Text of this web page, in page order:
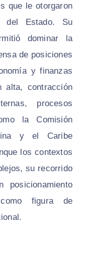
que le otorgaron
del Estado. Su
dominar la
de posiciones
y finanzas
alta, contracción
procesos
la Comisión
y el Caribe
los contextos
su recorrido
figura de